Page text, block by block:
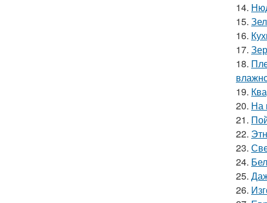
14.
15.
16.
17.
18.
19.
20. На
21.
22.
23.
24.
25.
26.